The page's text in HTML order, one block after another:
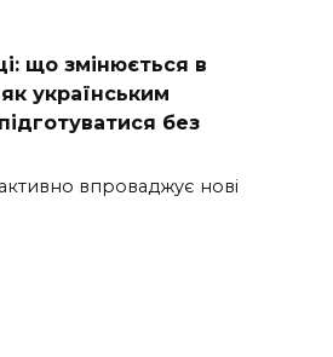
що змінюється в
українським
без
впроваджує нові